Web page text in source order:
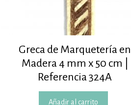
Greca de Marquetería en
Madera 4 mm x 50 cm |
Referencia 324A
Añadir al carrito